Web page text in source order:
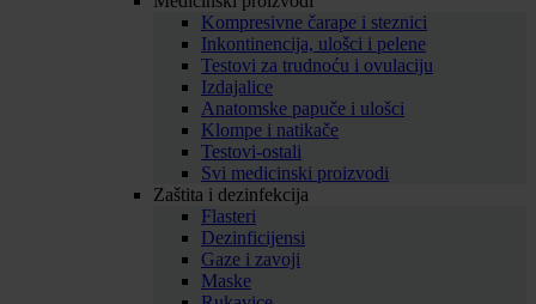
Kompresivne čarape i steznici
Inkontinencija, ulošci i pelene
Testovi za trudnoću i ovulaciju
Izdajalice
Anatomske papuče i ulošci
Klompe i natikače
Testovi-ostali
Svi medicinski proizvodi
Zaštita i dezinfekcija
Flasteri
Dezinficijensi
Gaze i zavoji
Maske